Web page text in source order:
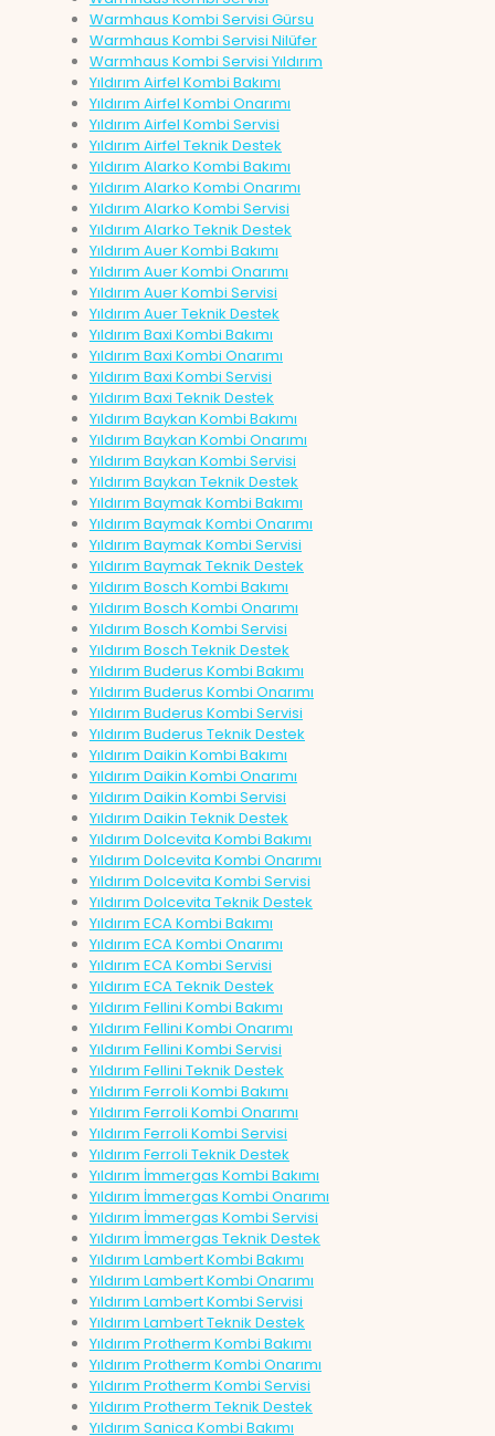
Warmhaus Kombi Servisi Gürsu
Warmhaus Kombi Servisi Nilüfer
Warmhaus Kombi Servisi Yıldırım
Yıldırım Airfel Kombi Bakımı
Yıldırım Airfel Kombi Onarımı
Yıldırım Airfel Kombi Servisi
Yıldırım Airfel Teknik Destek
Yıldırım Alarko Kombi Bakımı
Yıldırım Alarko Kombi Onarımı
Yıldırım Alarko Kombi Servisi
Yıldırım Alarko Teknik Destek
Yıldırım Auer Kombi Bakımı
Yıldırım Auer Kombi Onarımı
Yıldırım Auer Kombi Servisi
Yıldırım Auer Teknik Destek
Yıldırım Baxi Kombi Bakımı
Yıldırım Baxi Kombi Onarımı
Yıldırım Baxi Kombi Servisi
Yıldırım Baxi Teknik Destek
Yıldırım Baykan Kombi Bakımı
Yıldırım Baykan Kombi Onarımı
Yıldırım Baykan Kombi Servisi
Yıldırım Baykan Teknik Destek
Yıldırım Baymak Kombi Bakımı
Yıldırım Baymak Kombi Onarımı
Yıldırım Baymak Kombi Servisi
Yıldırım Baymak Teknik Destek
Yıldırım Bosch Kombi Bakımı
Yıldırım Bosch Kombi Onarımı
Yıldırım Bosch Kombi Servisi
Yıldırım Bosch Teknik Destek
Yıldırım Buderus Kombi Bakımı
Yıldırım Buderus Kombi Onarımı
Yıldırım Buderus Kombi Servisi
Yıldırım Buderus Teknik Destek
Yıldırım Daikin Kombi Bakımı
Yıldırım Daikin Kombi Onarımı
Yıldırım Daikin Kombi Servisi
Yıldırım Daikin Teknik Destek
Yıldırım Dolcevita Kombi Bakımı
Yıldırım Dolcevita Kombi Onarımı
Yıldırım Dolcevita Kombi Servisi
Yıldırım Dolcevita Teknik Destek
Yıldırım ECA Kombi Bakımı
Yıldırım ECA Kombi Onarımı
Yıldırım ECA Kombi Servisi
Yıldırım ECA Teknik Destek
Yıldırım Fellini Kombi Bakımı
Yıldırım Fellini Kombi Onarımı
Yıldırım Fellini Kombi Servisi
Yıldırım Fellini Teknik Destek
Yıldırım Ferroli Kombi Bakımı
Yıldırım Ferroli Kombi Onarımı
Yıldırım Ferroli Kombi Servisi
Yıldırım Ferroli Teknik Destek
Yıldırım İmmergas Kombi Bakımı
Yıldırım İmmergas Kombi Onarımı
Yıldırım İmmergas Kombi Servisi
Yıldırım İmmergas Teknik Destek
Yıldırım Lambert Kombi Bakımı
Yıldırım Lambert Kombi Onarımı
Yıldırım Lambert Kombi Servisi
Yıldırım Lambert Teknik Destek
Yıldırım Protherm Kombi Bakımı
Yıldırım Protherm Kombi Onarımı
Yıldırım Protherm Kombi Servisi
Yıldırım Protherm Teknik Destek
Yıldırım Sanica Kombi Bakımı